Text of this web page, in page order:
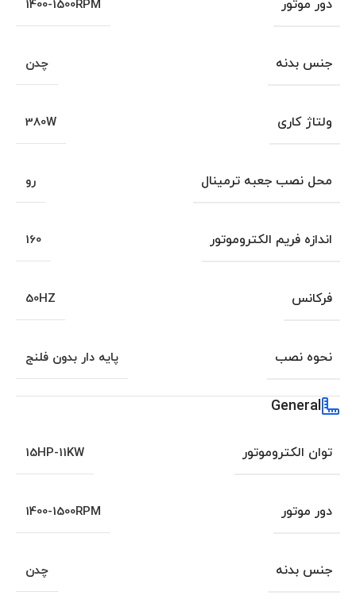
دور موتور 1400-1500RPM
جنس بدنه چدن
ولتاژ کاری 380W
محل نصب جعبه ترمینال رو
اندازه فریم الکتروموتور 160
فرکانس 50HZ
نحوه نصب پایه دار بدون فلنج
General
توان الکتروموتور 15HP-11KW
دور موتور 1400-1500RPM
جنس بدنه چدن